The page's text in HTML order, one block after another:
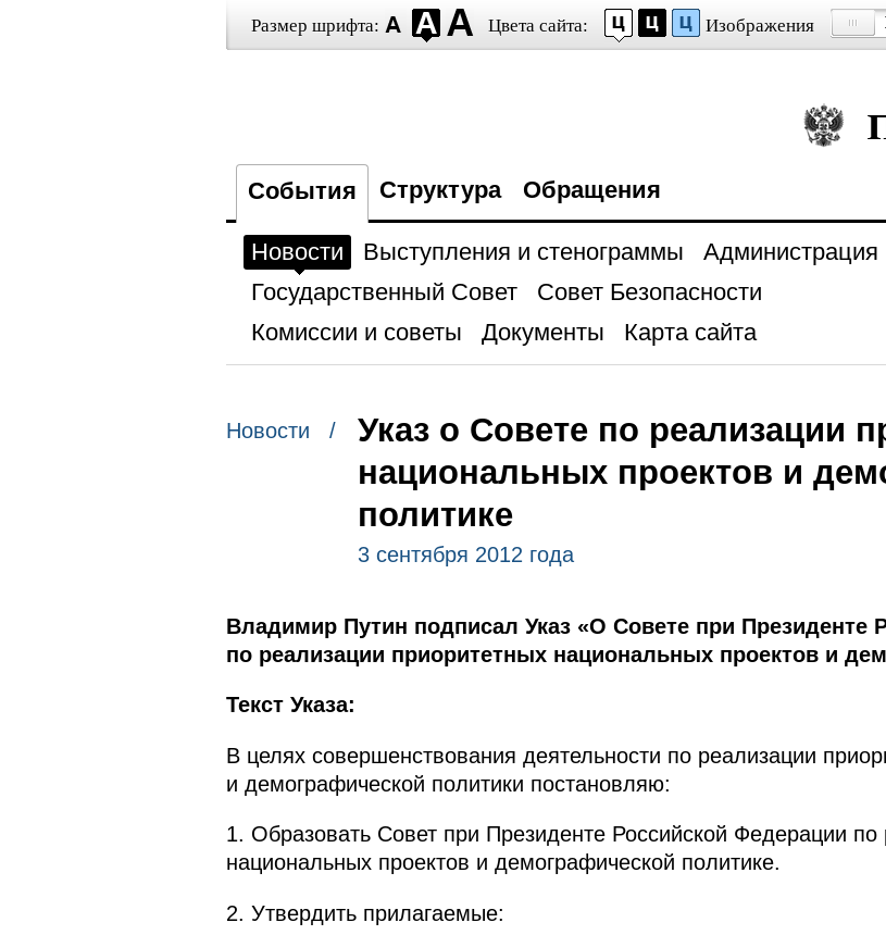
Размер шрифта: Цвета сайта: Изображения
События Структура Обращения
Новости Выступления и стенограммы
Администрация
Государственный Совет
Совет Безопасности
Комиссии и советы
Документы Карта сайта
Новости /
Указ о Совете по реализации
национальных проектов и
политике
3 сентября 2012 года
Владимир Путин подписал Указ «О Совете при Президенте
по реализации приоритетных национальных проектов и
Текст Указа:
В целях совершенствования деятельности по реализации
и демографической политики постановляю:
1. Образовать Совет при Президенте Российской Федерации по
национальных проектов и демографической политике.
2. Утвердить прилагаемые: